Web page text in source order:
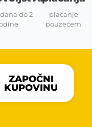
do 2
plaćanje
pouzećem
ZAPOČNI
KUPOVINU